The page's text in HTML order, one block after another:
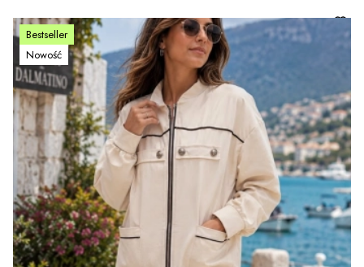
Bestseller
Nowość